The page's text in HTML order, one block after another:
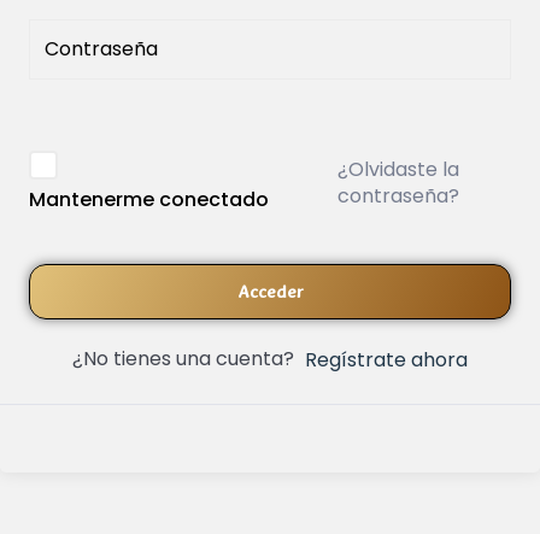
Mantenerme conectado
¿Olvidaste la
contraseña?
Acceder
¿No tienes una cuenta? Regístrate ahora